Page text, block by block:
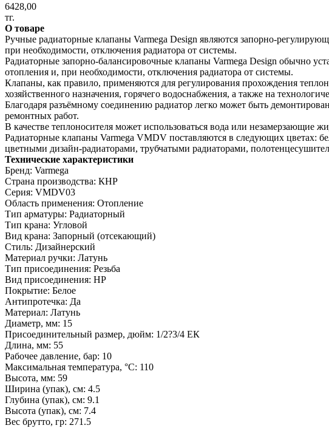
6428,00
тг.
О товаре
Ручные радиаторные клапаны Varmega Design являются запорно-
при необходимости, отключения радиатора от системы.
Радиаторные запорно-балансировочные клапаны Varmega Design обычно
отопления и, при необходимости, отключения радиатора от системы.
Клапаны, как правило, применяются для регулирования прохождения
хозяйственного назначения, горячего водоснабжения, а также на
Благодаря разъёмному соединению радиатор легко может быть
ремонтных работ.
В качестве теплоносителя может использоваться вода или незамерзающие
Радиаторные клапаны Varmega VMDV поставляются в следующих цветах:
цветными дизайн-радиаторами, трубчатыми радиаторами,
Технические характеристики
Бренд: Varmega
Страна производства: КНР
Серия: VMDV03
Область применения: Отопление
Тип арматуры: Радиаторный
Тип крана: Угловой
Вид крана: Запорный (отсекающий)
Стиль: Дизайнерский
Материал ручки: Латунь
Тип присоединения: Резьба
Вид присоединения: НР
Покрытие: Белое
Антипротечка: Да
Материал: Латунь
Диаметр, мм: 15
Присоединительный размер, дюйм: 1/2?3/4 ЕК
Длина, мм: 55
Рабочее давление, бар: 10
Максимальная температура, °С: 110
Высота, мм: 59
Ширина (упак), см: 4.5
Глубина (упак), см: 9.1
Высота (упак), см: 7.4
Вес брутто, гр: 271.5